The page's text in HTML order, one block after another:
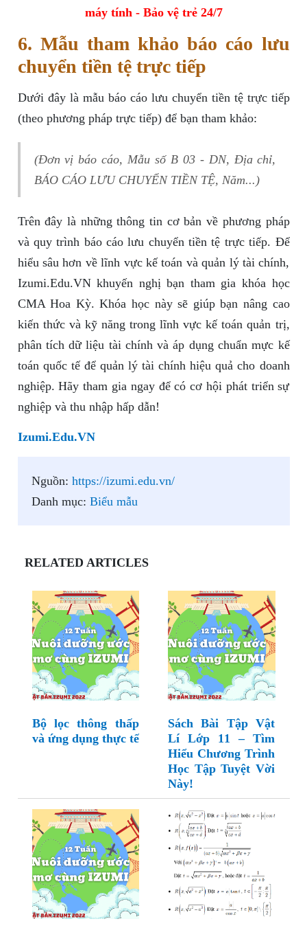
máy tính - Bảo vệ trẻ 24/7
6. Mẫu tham khảo báo cáo lưu
chuyển tiền tệ trực tiếp
Dưới đây là mẫu báo cáo lưu chuyển tiền tệ trực tiếp
(theo phương pháp trực tiếp) để bạn tham khảo:
(Đơn vị báo cáo, Mẫu số B 03 - DN, Địa chỉ,
BÁO CÁO LƯU CHUYỂN TIỀN TỆ, Năm...)
Trên đây là những thông tin cơ bản về phương pháp
và quy trình báo cáo lưu chuyển tiền tệ trực tiếp. Để
hiểu sâu hơn về lĩnh vực kế toán và quản lý tài chính,
Izumi.Edu.VN khuyến nghị bạn tham gia khóa học
CMA Hoa Kỳ. Khóa học này sẽ giúp bạn nâng cao
kiến thức và kỹ năng trong lĩnh vực kế toán quản trị,
phân tích dữ liệu tài chính và áp dụng chuẩn mực kế
toán quốc tế để quản lý tài chính hiệu quả cho doanh
nghiệp. Hãy tham gia ngay để có cơ hội phát triển sự
nghiệp và thu nhập hấp dẫn!
Izumi.Edu.VN
Nguồn: https://izumi.edu.vn/
Danh mục: Biểu mẫu
RELATED ARTICLES
Bộ lọc thông thấp
và ứng dụng thực tế
Sách Bài Tập Vật
Lí Lớp 11 – Tìm
Hiểu Chương Trình
Học Tập Tuyệt Vời
Này!